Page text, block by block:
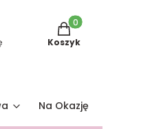
Produkty w
Koszyk
Na Okazję